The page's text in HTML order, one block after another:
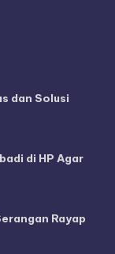
dan Solusi
di HP Agar
Rayap